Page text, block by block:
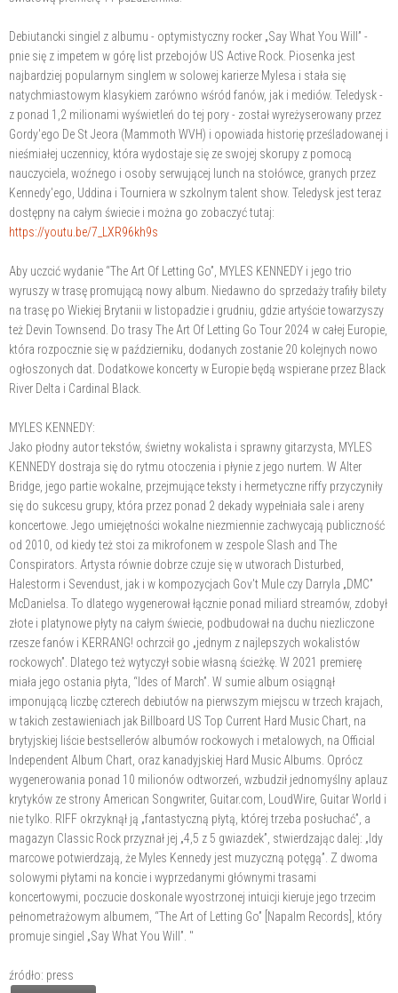
Debiutancki singiel z albumu - optymistyczny rocker „Say What You Will” -
pnie się z impetem w górę list przebojów US Active Rock. Piosenka jest
najbardziej popularnym singlem w solowej karierze Mylesa i stała się
natychmiastowym klasykiem zarówno wśród fanów, jak i mediów. Teledysk -
z ponad 1,2 milionami wyświetleń do tej pory - został wyreżyserowany przez
Gordy'ego De St Jeora (Mammoth WVH) i opowiada historię prześladowanej i
nieśmiałej uczennicy, która wydostaje się ze swojej skorupy z pomocą
nauczyciela, woźnego i osoby serwującej lunch na stołówce, granych przez
Kennedy'ego, Uddina i Tourniera w szkolnym talent show. Teledysk jest teraz
dostępny na całym świecie i można go zobaczyć tutaj:
https://youtu.be/7_LXR96kh9s
Aby uczcić wydanie “The Art Of Letting Go”, MYLES KENNEDY i jego trio
wyruszy w trasę promującą nowy album. Niedawno do sprzedaży trafiły bilety
na trasę po Wiekiej Brytanii w listopadzie i grudniu, gdzie artyście towarzyszy
też Devin Townsend. Do trasy The Art Of Letting Go Tour 2024 w całej Europie,
która rozpocznie się w październiku, dodanych zostanie 20 kolejnych nowo
ogłoszonych dat. Dodatkowe koncerty w Europie będą wspierane przez Black
River Delta i Cardinal Black.
MYLES KENNEDY:
Jako płodny autor tekstów, świetny wokalista i sprawny gitarzysta, MYLES
KENNEDY dostraja się do rytmu otoczenia i płynie z jego nurtem. W Alter
Bridge, jego partie wokalne, przejmujące teksty i hermetyczne riffy przyczyniły
się do sukcesu grupy, która przez ponad 2 dekady wypełniała sale i areny
koncertowe. Jego umiejętności wokalne niezmiennie zachwycają publiczność
od 2010, od kiedy też stoi za mikrofonem w zespole Slash and The
Conspirators. Artysta równie dobrze czuje się w utworach Disturbed,
Halestorm i Sevendust, jak i w kompozycjach Gov't Mule czy Darryla „DMC”
McDanielsa. To dlatego wygenerował łącznie ponad miliard streamów, zdobył
złote i platynowe płyty na całym świecie, podbudował na duchu niezliczone
rzesze fanów i KERRANG! ochrzcił go „jednym z najlepszych wokalistów
rockowych”. Dlatego też wytyczył sobie własną ścieżkę. W 2021 premierę
miała jego ostania płyta, “Ides of March”. W sumie album osiągnął
imponującą liczbę czterech debiutów na pierwszym miejscu w trzech krajach,
w takich zestawieniach jak Billboard US Top Current Hard Music Chart, na
brytyjskiej liście bestsellerów albumów rockowych i metalowych, na Official
Independent Album Chart, oraz kanadyjskiej Hard Music Albums. Oprócz
wygenerowania ponad 10 milionów odtworzeń, wzbudził jednomyślny aplauz
krytyków ze strony American Songwriter, Guitar.com, LoudWire, Guitar World i
nie tylko. RIFF okrzyknął ją „fantastyczną płytą, której trzeba posłuchać”, a
magazyn Classic Rock przyznał jej „4,5 z 5 gwiazdek”, stwierdzając dalej: „Idy
marcowe potwierdzają, że Myles Kennedy jest muzyczną potęgą”. Z dwoma
solowymi płytami na koncie i wyprzedanymi głównymi trasami
koncertowymi, poczucie doskonale wyostrzonej intuicji kieruje jego trzecim
pełnometrażowym albumem, “The Art of Letting Go” [Napalm Records], który
promuje singiel „Say What You Will”. "
źródło: press